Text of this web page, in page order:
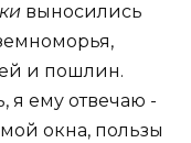
выносились
и пошлин.
я ему отвечаю -
окна, пользы